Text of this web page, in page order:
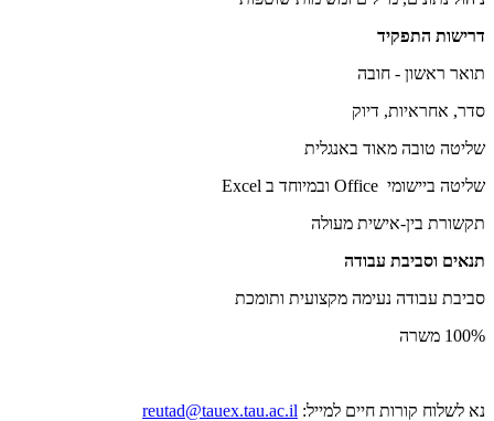
דרישות התפקיד
תואר ראשון - חובה
סדר, אחראיות, דיוק
שליטה טובה מאוד באנגלית
שליטה ביישומי Office ובמיוחד ב Excel
תקשורת בין-אישית מעולה
תנאים וסביבת עבודה
סביבת עבודה נעימה מקצועית ותומכת
100% משרה
נא לשלוח קורות חיים למייל: reutad@tauex.tau.ac.il